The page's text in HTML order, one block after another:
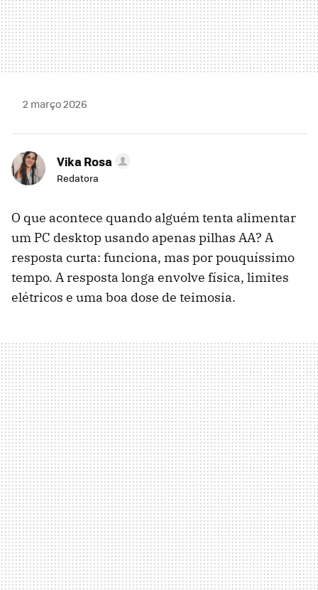
2 março 2026
Vika Rosa
Redatora
O que acontece quando alguém tenta alimentar
um PC desktop usando apenas pilhas AA? A
resposta curta: funciona, mas por pouquíssimo
tempo. A resposta longa envolve física, limites
elétricos e uma boa dose de teimosia.